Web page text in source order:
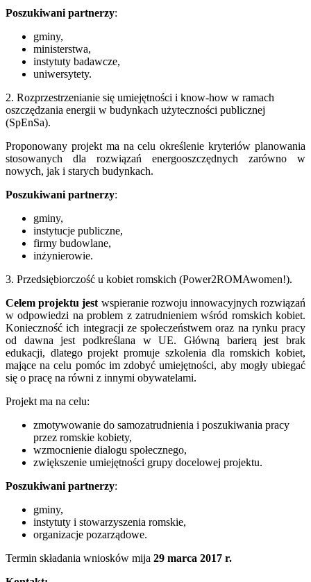
Poszukiwani partnerzy:
gminy,
ministerstwa,
instytuty badawcze,
uniwersytety.
2. Rozprzestrzenianie się umiejętności i know-how w ramach
oszczędzania energii w budynkach użyteczności publicznej
(SpEnSa).
Proponowany projekt ma na celu określenie kryteriów planowania
stosowanych dla rozwiązań energooszczędnych zarówno w
nowych, jak i starych budynkach.
Poszukiwani partnerzy:
gminy,
instytucje publiczne,
firmy budowlane,
inżynierowie.
3. Przedsiębiorczość u kobiet romskich (Power2ROMAwomen!).
Celem projektu jest wspieranie rozwoju innowacyjnych rozwiązań
w odpowiedzi na problem z zatrudnieniem wśród romskich kobiet.
Konieczność ich integracji ze społeczeństwem oraz na rynku pracy
od dawna jest podkreślana w UE. Główną barierą jest brak
edukacji, dlatego projekt promuje szkolenia dla romskich kobiet,
mające na celu pomóc im zdobyć umiejętności, aby mogły ubiegać
się o pracę na równi z innymi obywatelami.
Projekt ma na celu:
zmotywowanie do samozatrudnienia i poszukiwania pracy
przez romskie kobiety,
wzmocnienie dialogu społecznego,
zwiększenie umiejętności grupy docelowej projektu.
Poszukiwani partnerzy:
gminy,
instytuty i stowarzyszenia romskie,
organizacje pozarządowe.
Termin składania wniosków mija 29 marca 2017 r.